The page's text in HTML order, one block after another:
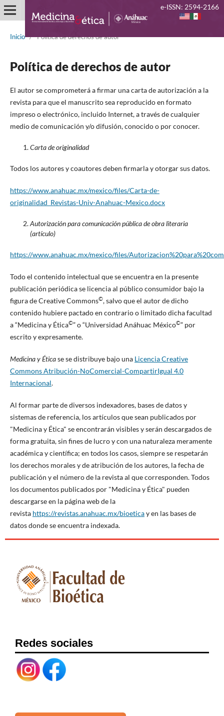
Inicio / Política de derechos de autor
Política de derechos de autor
El autor se comprometerá a firmar una carta de autorización a la
revista para que el manuscrito sea reproducido en formato
impreso o electrónico, incluido Internet, a través de cualquier
medio de comunicación y/o difusión, conocido o por conocer.
Carta de originalidad
Todos los autores y coautores deben firmarla y otorgar sus datos.
https://www.anahuac.mx/mexico/files/Carta-de-
originalidad_Revistas-Univ-Anahuac-Mexico.docx
Autorización para comunicación pública de obra literaria
(artículo)
https://www.anahuac.mx/mexico/files/
Todo el contenido intelectual que se encuentra en la presente
publicación periódica se licencia al público consumidor bajo la
figura de Creative Commons©, salvo que el autor de dicho
contenido hubiere pactado en contrario o limitado dicha facultad
a “Medicina y Ética©” o “Universidad Anáhuac México©” por
escrito y expresamente.
Medicina y Éticase se distribuye bajo una Licencia Creative
Commons Atribución-NoComercial-CompartirIgual 4.0
Internacional.
Al formar parte de diversos indexadores, bases de datos y
sistemas de referencia, los artículos que sean publicados por
"Medicina y Ética" se encontrarán visibles y serán descargados de
forma gratuita, sin fines de lucro y con una naturaleza meramente
académica y científica; en todos los casos, siempre se respetarán
los derechos morales y de atribución de los autores, la fecha de
publicación y el número de la revista al que corresponden. Todos
los documentos publicados por "Medicina y Ética" pueden
descargarse en la página web de la
revista https://revistas.anahuac.mx/bioeticay en las bases de
datos donde se encuentra indexada.
Redes sociales
e-ISSN: 2594-2166